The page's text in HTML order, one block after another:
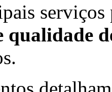
qualidade